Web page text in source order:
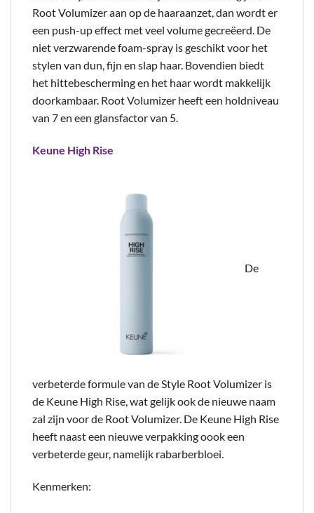
Root Volumizer aan op de haaraanzet, dan wordt er
een push-up effect met veel volume gecreëerd. De
niet verzwarende foam-spray is geschikt voor het
stylen van dun, fijn en slap haar. Bovendien biedt
het hittebescherming en het haar wordt makkelijk
doorkambaar. Root Volumizer heeft een holdniveau
van 7 en een glansfactor van 5.
Keune High Rise
De
verbeterde formule van de Style Root Volumizer is
de Keune High Rise, wat gelijk ook de nieuwe naam
zal zijn voor de Root Volumizer. De Keune High Rise
heeft naast een nieuwe verpakking oook een
verbeterde geur, namelijk rabarberbloei.
Kenmerken: